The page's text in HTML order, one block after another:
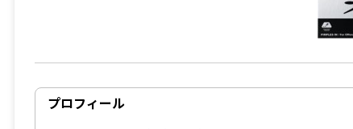
プロフィール